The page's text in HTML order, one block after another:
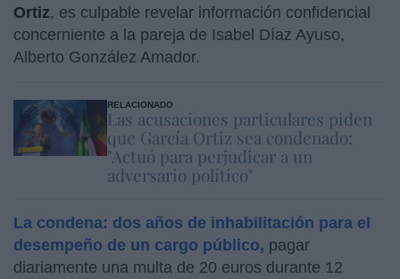
Ortiz, es culpable revelar información confidencial
concerniente a la pareja de Isabel Díaz Ayuso,
Alberto González Amador.
RELACIONADO
Las acusaciones particulares piden
que García Ortiz sea condenado:
"Actuó para perjudicar a un
adversario político"
La condena: dos años de inhabilitación para el
desempeño de un cargo público, pagar
diariamente una multa de 20 euros durante 12